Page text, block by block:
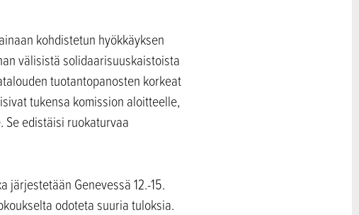
kohdistetun hyökkäyksen
välisistä solidaarisuuskaistoista
tuotantopanosten korkeat
tukensa komission aloitteelle,
edistäisi ruokaturvaa
järjestetään Genevessä 12.-15.
odoteta suuria tuloksia.